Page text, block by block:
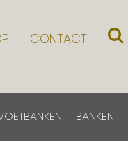
CONTACT
BANKEN